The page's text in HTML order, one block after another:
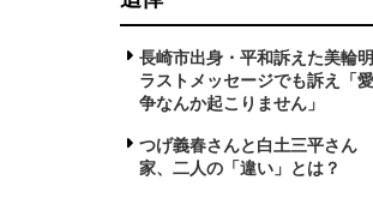
長崎市出身・平和訴えた美輪
ラストメッセージでも訴え「
争なんか起こりません」
つげ義春さんと白土三平さん
家、二人の「違い」とは？